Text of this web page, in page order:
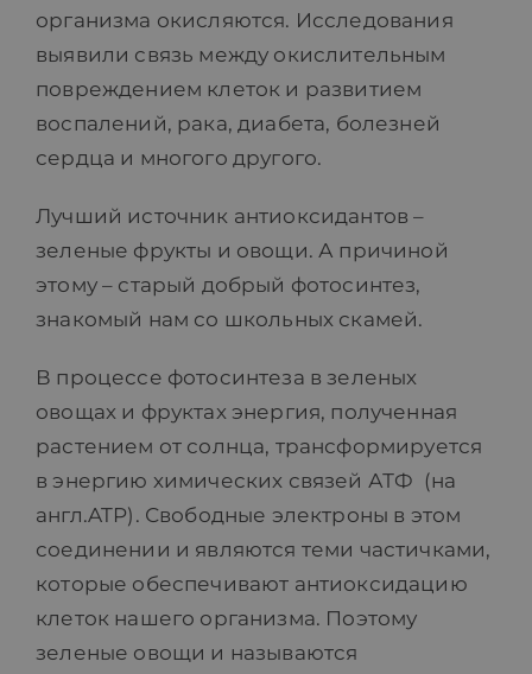
организма окисляются. Исследования
выявили связь между окислительным
повреждением клеток и развитием
воспалений, рака, диабета, болезней
сердца и многого другого.
Лучший источник антиоксидантов –
зеленые фрукты и овощи. А причиной
этому – старый добрый фотосинтез,
знакомый нам со школьных скамей.
В процессе фотоcинтеза в зеленых
овощах и фруктах энергия, полученная
растением от солнца, трансформируется
в энергию химических связей АТФ (на
англ.ATP). Свободные электроны в этом
соединении и являются теми частичками,
которые обеспечивают антиоксидацию
клеток нашего организма. Поэтому
зеленые овощи и называются